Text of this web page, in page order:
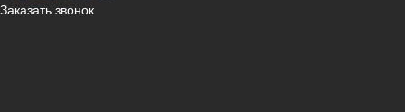
Заказать звонок